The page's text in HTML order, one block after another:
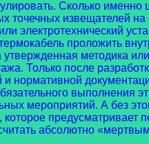
Сколько
точечных извещателей
электротехнический
проложить
утвержденная методика
Только после
и нормативной
выполнения
мероприятий. А без
которое предусматривает
абсолютно